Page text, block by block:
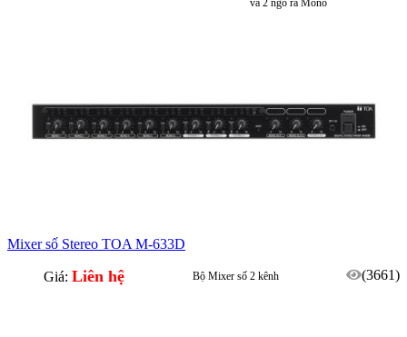
và 2 ngõ ra Mono
Mixer số Stereo TOA M-633D
Giá: Liên hệ (3661)
Bộ Mixer số 2 kênh